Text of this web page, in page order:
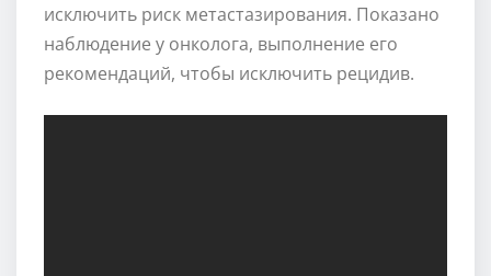
исключить риск метастазирования. Показано
наблюдение у онколога, выполнение его
рекомендаций, чтобы исключить рецидив.